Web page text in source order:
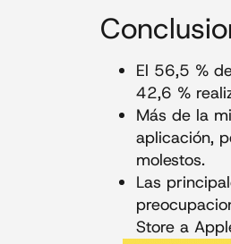
El 56,5 %
42,6 %
Más de la
aplicación,
molestos.
Las
Store a